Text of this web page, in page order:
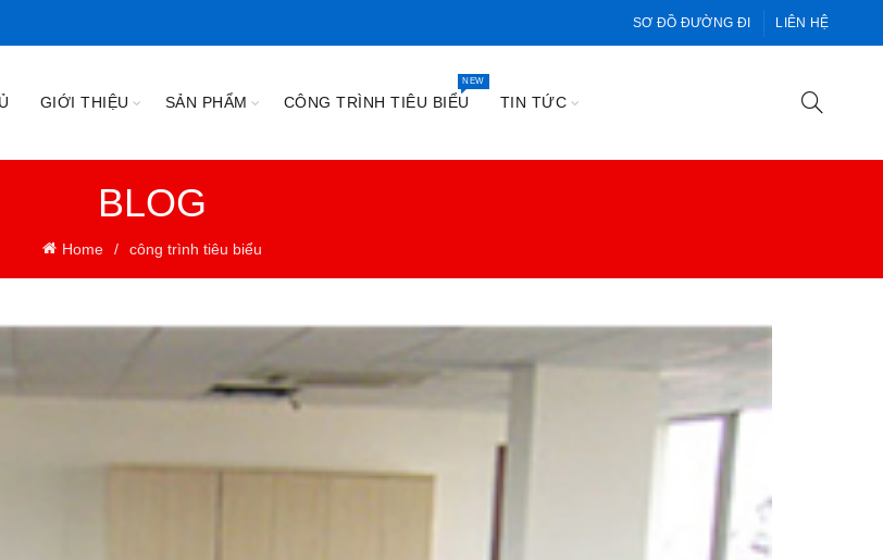
SƠ ĐỒ ĐƯỜNG ĐI LIÊN HỆ
GIỚI THIỆU SẢN PHẨM CÔNG TRÌNH TIÊU BIỂU
NEW
TIN TỨC
BLOG
Home công trình tiêu biểu